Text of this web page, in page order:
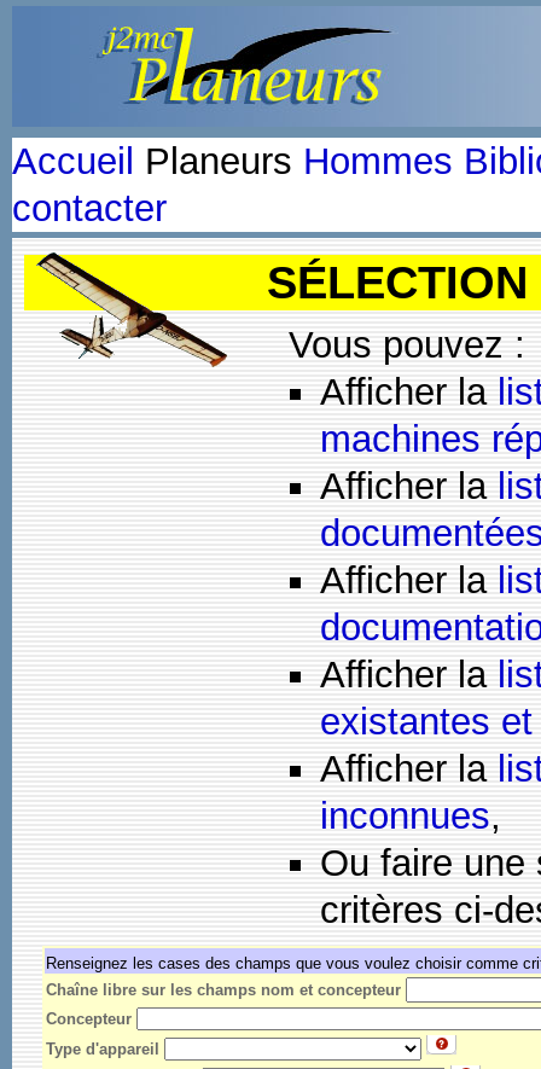
Accueil Planeurs Hommes
contacter
Vous pouvez :
Afficher la
machines
Afficher la
Afficher la
Afficher la
existantes
Afficher la
inconnues,
Ou faire une
critères ci-
Renseignez les cases des champs que vous voulez choisir comme
Chaîne libre sur les champs nom et concepteur
Concepteur
Type d'appareil